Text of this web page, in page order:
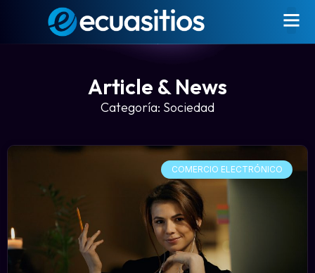
Article & News
Categoría: Sociedad
COMERCIO ELECTRÓNICO